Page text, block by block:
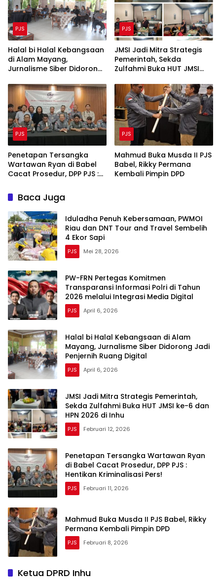
PJS
Halal bi Halal Kebangsaan
di Alam Mayang,
Jurnalisme Siber Didorong
Digital
PJS
JMSI Jadi Mitra Strategis
Pemerintah, Sekda
Zulfahmi Buka HUT JMSI
PJS
Penetapan Tersangka
Wartawan Ryan di Babel
Cacat Prosedur, DPP PJS :
PJS
Mahmud Buka Musda II PJS
Babel, Rikky Permana
Kembali Pimpin DPD
Baca Juga
Iduladha Penuh Kebersamaan, PWMOI
Riau dan DNT Tour and Travel Sembelih
4 Ekor Sapi
PJS Mei 28, 2026
PW-FRN Pertegas Komitmen
Transparansi Informasi Polri di Tahun
2026 melalui Integrasi Media Digital
PJS April 6, 2026
Halal bi Halal Kebangsaan di Alam
Mayang, Jurnalisme Siber Didorong Jadi
Penjernih Ruang Digital
PJS April 6, 2026
JMSI Jadi Mitra Strategis Pemerintah,
Sekda Zulfahmi Buka HUT JMSI ke-6 dan
HPN 2026 di Inhu
PJS Februari 12, 2026
Penetapan Tersangka Wartawan Ryan
di Babel Cacat Prosedur, DPP PJS :
Hentikan Kriminalisasi Pers!
PJS Februari 11, 2026
Mahmud Buka Musda II PJS Babel, Rikky
Permana Kembali Pimpin DPD
PJS Februari 8, 2026
Ketua DPRD Inhu